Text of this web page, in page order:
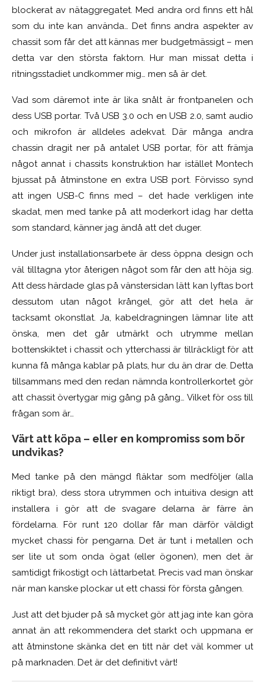
blockerat av nätaggregatet. Med andra ord finns ett hål
som du inte kan använda… Det finns andra aspekter av
chassit som får det att kännas mer budgetmässigt – men
detta var den största faktorn. Hur man missat detta i
ritningsstadiet undkommer mig… men så är det.
Vad som däremot inte är lika snålt är frontpanelen och
dess USB portar. Två USB 3.0 och en USB 2.0, samt audio
och mikrofon är alldeles adekvat. Där många andra
chassin dragit ner på antalet USB portar, för att främja
något annat i chassits konstruktion har istället Montech
bjussat på åtminstone en extra USB port. Förvisso synd
att ingen USB-C finns med – det hade verkligen inte
skadat, men med tanke på att moderkort idag har detta
som standard, känner jag ändå att det duger.
Under just installationsarbete är dess öppna design och
väl tilltagna ytor återigen något som får den att höja sig.
Att dess härdade glas på vänstersidan lätt kan lyftas bort
dessutom utan något krångel, gör att det hela är
tacksamt okonstlat. Ja, kabeldragningen lämnar lite att
önska, men det går utmärkt och utrymme mellan
bottenskiktet i chassit och ytterchassi är tillräckligt för att
kunna få många kablar på plats, hur du än drar de. Detta
tillsammans med den redan nämnda kontrollerkortet gör
att chassit övertygar mig gång på gång… Vilket för oss till
frågan som är…
Värt att köpa – eller en kompromiss som bör
undvikas?
Med tanke på den mängd fläktar som medföljer (alla
riktigt bra), dess stora utrymmen och intuitiva design att
installera i gör att de svagare delarna är färre än
fördelarna. För runt 120 dollar får man därför väldigt
mycket chassi för pengarna. Det är tunt i metallen och
ser lite ut som onda ögat (eller ögonen), men det är
samtidigt frikostigt och lättarbetat. Precis vad man önskar
när man kanske plockar ut ett chassi för första gången.
Just att det bjuder på så mycket gör att jag inte kan göra
annat än att rekommendera det starkt och uppmana er
att åtminstone skänka det en titt när det väl kommer ut
på marknaden. Det är det definitivt värt!